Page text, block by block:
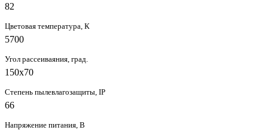
82
Цветовая температура, К
5700
Угол рассеиваяния, град.
150х70
Степень пылевлагозащиты, IP
66
Напряжение питания, В